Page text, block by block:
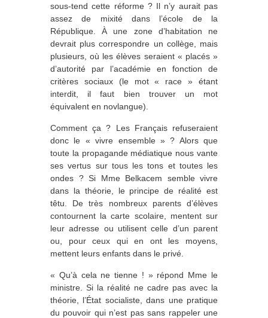
sous-tend cette réforme ? Il n’y aurait pas
assez de mixité dans l’école de la
République. À une zone d’habitation ne
devrait plus correspondre un collège, mais
plusieurs, où les élèves seraient « placés »
d’autorité par l’académie en fonction de
critères sociaux (le mot « race » étant
interdit, il faut bien trouver un mot
équivalent en novlangue).
Comment ça ? Les Français refuseraient
donc le « vivre ensemble » ? Alors que
toute la propagande médiatique nous vante
ses vertus sur tous les tons et toutes les
ondes ? Si Mme Belkacem semble vivre
dans la théorie, le principe de réalité est
têtu. De très nombreux parents d’élèves
contournent la carte scolaire, mentent sur
leur adresse ou utilisent celle d’un parent
ou, pour ceux qui en ont les moyens,
mettent leurs enfants dans le privé.
« Qu’à cela ne tienne ! » répond Mme le
ministre. Si la réalité ne cadre pas avec la
théorie, l’État socialiste, dans une pratique
du pouvoir qui n’est pas sans rappeler une